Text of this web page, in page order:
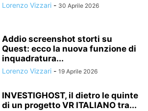
Lorenzo Vizzari - 30 Aprile 2026
Addio screenshot storti su
Quest: ecco la nuova funzione di
inquadratura...
Lorenzo Vizzari - 19 Aprile 2026
INVESTIGHOST, il dietro le quinte
di un progetto VR ITALIANO tra...